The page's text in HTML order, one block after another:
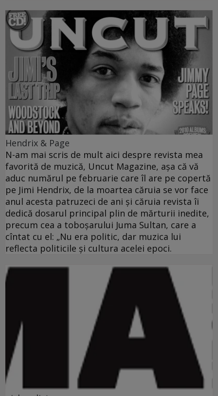
Hendrix & Page
N-am mai scris de mult aici despre revista mea
favorită de muzică, Uncut Magazine, aşa că vă
aduc numărul pe februarie care îl are pe copertă
pe Jimi Hendrix, de la moartea căruia se vor face
anul acesta patruzeci de ani şi căruia revista îi
dedică dosarul principal plin de mărturii inedite,
precum cea a toboşarului Juma Sultan, care a
cîntat cu el: „Nu era politic, dar muzica lui
reflecta politicile şi cultura acelei epoci.